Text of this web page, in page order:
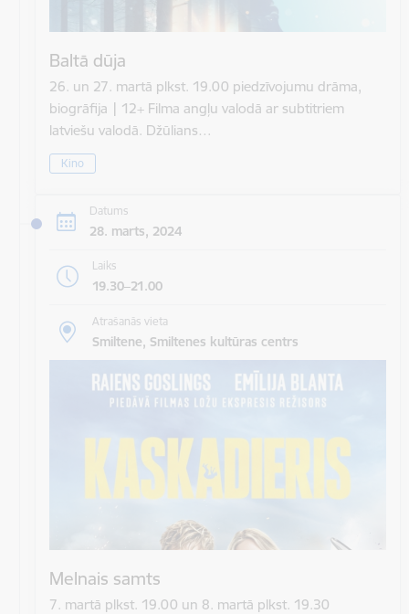
Baltā dūja
26. un 27. martā plkst. 19.00 piedzīvojumu drāma,
biogrāfija | 12+ Filma angļu valodā ar subtitriem
latviešu valodā. Džūlians…
Kino
Datums
28. marts, 2024
Laiks
19.30–21.00
Atrašanās vieta
Smiltene, Smiltenes kultūras centrs
Melnais samts
7. martā plkst. 19.00 un 8. martā plkst. 19.30